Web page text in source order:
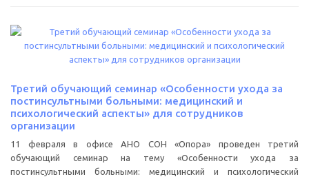
Третий обучающий семинар «Особенности ухода за
постинсультными больными: медицинский и
психологический аспекты» для сотрудников
организации
11 февраля в офисе АНО СОН «Опора» проведен третий
обучающий семинар на тему «Особенности ухода за
постинсультными больными: медицинский и психологический